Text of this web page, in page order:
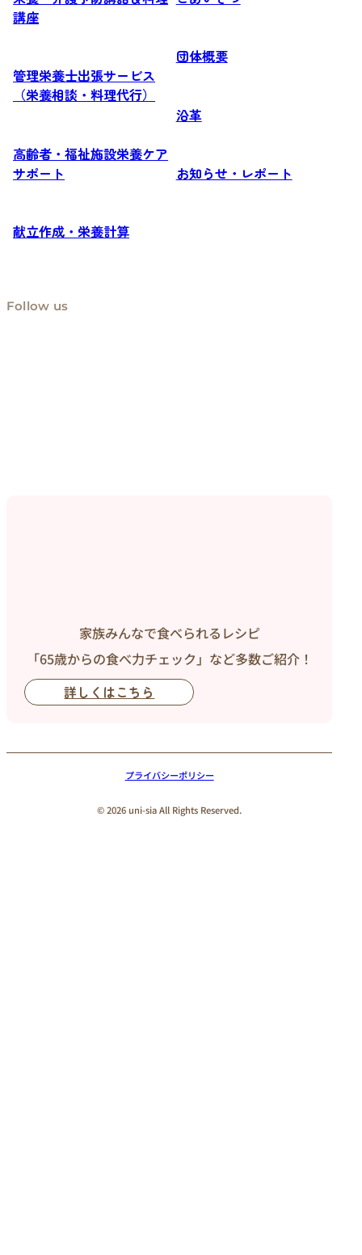
講座
管理栄養士出張サービス
（栄養相談・料理代行）
高齢者・福祉施設栄養ケア
サポート
献立作成・栄養計算
団体概要
沿革
お知らせ・レポート
Follow us
家族みんなで食べられるレシピ
「65歳からの食べ力チェック」など多数ご紹介！
詳しくはこちら
プライバシーポリシー
© 2026 uni-sia All Rights Reserved.